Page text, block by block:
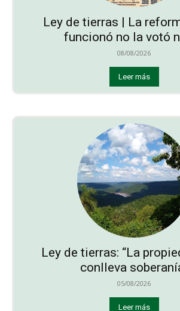
Ley de tierras | La
funcionó no la votó
08/08/2026
Leer más
Ley de tierras: “La
conlleva
05/08/2026
Leer más